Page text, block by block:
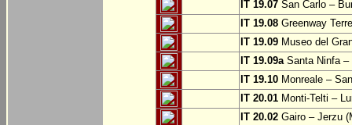
IT 19.07 San Carlo –
IT 19.08 Greenway
IT 19.09 Museo del
IT 19.09aSanta Ninfa –
IT 19.10 Monreale –
IT 20.01 Monti-Telti –
IT 20.02 Gairo – Jerzu